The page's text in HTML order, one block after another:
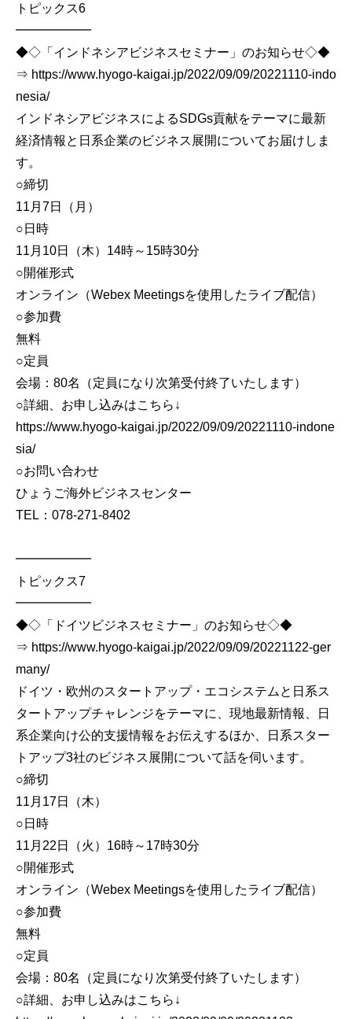
トピックス6
━━━━━━
◆◇「インドネシアビジネスセミナー」のお知らせ◇◆
⇒ https://www.hyogo-kaigai.jp/2022/09/09/20221110-indo
nesia/
インドネシアビジネスによるSDGs貢献をテーマに最新
経済情報と日系企業のビジネス展開についてお届けしま
す。
○締切
11月7日（月）
○日時
11月10日（木）14時～15時30分
○開催形式
オンライン（Webex Meetingsを使用したライブ配信）
○参加費
無料
○定員
会場：80名（定員になり次第受付終了いたします）
○詳細、お申し込みはこちら↓
https://www.hyogo-kaigai.jp/2022/09/09/20221110-indone
sia/
○お問い合わせ
ひょうご海外ビジネスセンター
TEL：078-271-8402
━━━━━━
トピックス7
━━━━━━
◆◇「ドイツビジネスセミナー」のお知らせ◇◆
⇒ https://www.hyogo-kaigai.jp/2022/09/09/20221122-ger
many/
ドイツ・欧州のスタートアップ・エコシステムと日系ス
タートアップチャレンジをテーマに、現地最新情報、日
系企業向け公的支援情報をお伝えするほか、日系スター
トアップ3社のビジネス展開について話を伺います。
○締切
11月17日（木）
○日時
11月22日（火）16時～17時30分
○開催形式
オンライン（Webex Meetingsを使用したライブ配信）
○参加費
無料
○定員
会場：80名（定員になり次第受付終了いたします）
○詳細、お申し込みはこちら↓